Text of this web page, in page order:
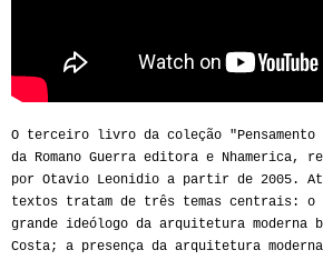
O terceiro livro da coleção "Pensamento
da Romano Guerra editora e Nhamerica,
por Otavio Leonidio a partir de 2005.
textos tratam de três temas centrais: o
grande ideólogo da arquitetura
Costa; a presença da arquitetura